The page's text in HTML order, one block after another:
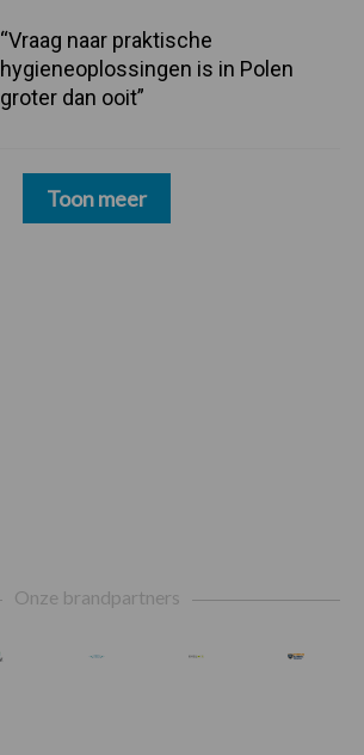
“Vraag naar praktische
hygieneoplossingen is in Polen
groter dan ooit”
Toon meer
Onze brandpartners